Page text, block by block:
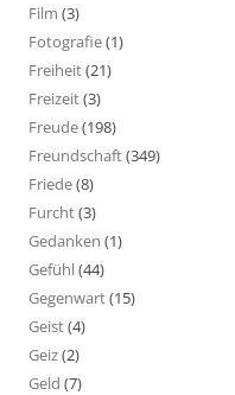
Film (3)
Fotografie(1)
Freiheit(21)
Freizeit(3)
Freude(198)
Freundschaft(349)
Friede(8)
Furcht(3)
Gedanken (1)
Gefühl(44)
Gegenwart(15)
Geist(4)
Geiz(2)
Geld (7)